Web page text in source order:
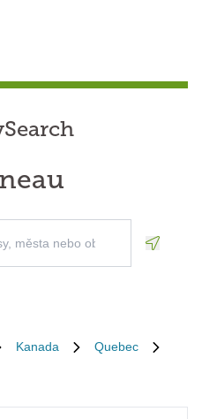
Kanada
Quebec